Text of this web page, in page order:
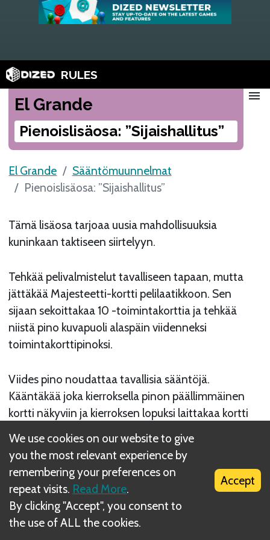
RULES
El Grande
Pienoislisäosa: ”Sijaishallitus”
menu
El Grande
Sääntömuunnelmat
Pienoislisäosa: ”Sijaishallitus”
Tämä lisäosa tarjoaa uusia mahdollisuuksia
kuninkaan taktiseen siirtelyyn.
Tehkää pelivalmistelut tavalliseen tapaan, mutta
jättäkää Majesteetti-kortti pelilaatikkoon. Sen
sijaan sekoittakaa 10 -toimintakorttia ja tehkää
niistä pino kuvapuoli alaspäin viidenneksi
toimintakorttipinoksi.
Viides pino noudattaa tavallisia sääntöjä.
Kääntäkää joka kierroksella pinon päällimmäinen
kortti näkyviin ja kierroksen lopuksi laittakaa kortti
korttia) ja kääntäkää taas seuraava uusi kortti
näkyviin uuden kierroksen aluksi.
We use cookies on our website to give
you the most relevant experience by
remembering your preferences on
repeat visits. Read More.
By clicking "Accept", you consent to
the use of ALL the cookies.
Accept